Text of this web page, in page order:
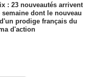
: 23 nouveautés arrivent
semaine dont le nouveau
prodige français du
d'action